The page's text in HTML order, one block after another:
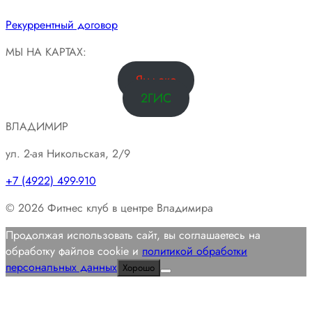
Рекуррентный договор
МЫ НА КАРТАХ:
Яндекс
2ГИС
ВЛАДИМИР
ул. 2-ая Никольская, 2/9
+7 (4922) 499-910
© 2026 Фитнес клуб в центре Владимира
Продолжая использовать сайт, вы соглашаетесь на
обработку файлов cookie и политикой обработки
персональных данных Хорошо